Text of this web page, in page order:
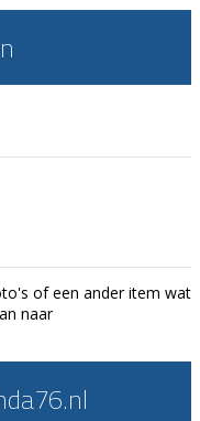
of een ander item wat
naar